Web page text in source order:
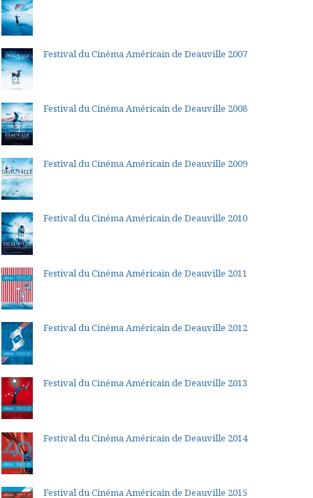
Festival du Cinéma Américain de Deauville 2007
Festival du Cinéma Américain de Deauville 2008
Festival du Cinéma Américain de Deauville 2009
Festival du Cinéma Américain de Deauville 2010
Festival du Cinéma Américain de Deauville 2011
Festival du Cinéma Américain de Deauville 2012
Festival du Cinéma Américain de Deauville 2013
Festival du Cinéma Américain de Deauville 2014
Festival du Cinéma Américain de Deauville 2015